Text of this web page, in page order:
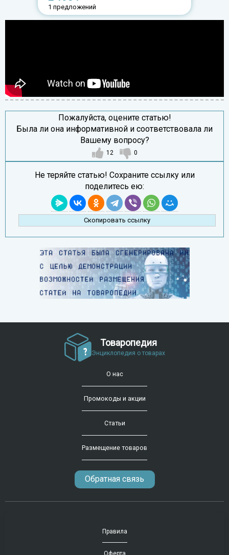
1 предложений
Пожалуйста, оцените статью!
Была ли она информативной и соответствовала ли
Вашему вопросу?
12 0
Не теряйте статью! Сохраните ссылку или
поделитесь ею:
Скопировать ссылку
Товаропедия
Энциклопедия о товарах
О нас
Промокоды и акции
Статьи
Размещение товаров
Обратная связь
Правила
Оферта